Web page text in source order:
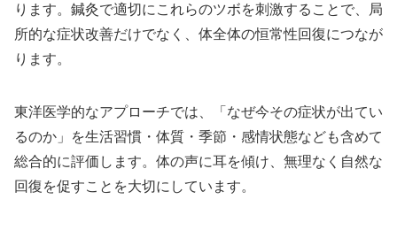
ります。鍼灸で適切にこれらのツボを刺激することで、局
所的な症状改善だけでなく、体全体の恒常性回復につなが
ります。
東洋医学的なアプローチでは、「なぜ今その症状が出てい
るのか」を生活習慣・体質・季節・感情状態なども含めて
総合的に評価します。体の声に耳を傾け、無理なく自然な
回復を促すことを大切にしています。